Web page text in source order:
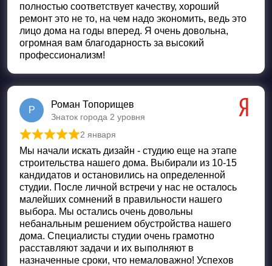
полностью соответствует качеству, хороший
ремонт это не то, на чем надо экономить, ведь это
лицо дома на годы вперед. Я очень довольна,
огромная вам благодарность за высокий
профессионализм!
Р
Роман Топорищев
Знаток города 2 уровня
Оценка 5из 5
2 января
Мы начали искать дизайн - студию еще на этапе
строительства нашего дома. Выбирали из 10-15
кандидатов и остановились на определенной
студии. После личной встречи у нас не осталось
малейших сомнений в правильности нашего
выбора. Мы остались очень довольны
небанальным решением обустройства нашего
дома. Специалисты студии очень грамотно
расставляют задачи и их выполняют в
назначенные сроки, что немаловажно! Успехов